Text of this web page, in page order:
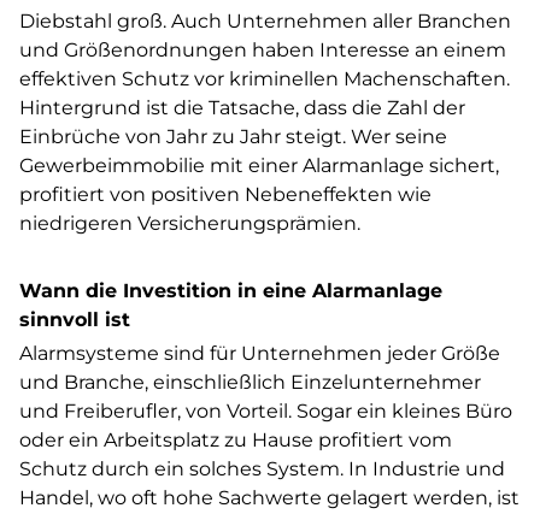
Diebstahl groß. Auch Unternehmen aller Branchen
und Größenordnungen haben Interesse an einem
effektiven Schutz vor kriminellen Machenschaften.
Hintergrund ist die Tatsache, dass die Zahl der
Einbrüche von Jahr zu Jahr steigt. Wer seine
Gewerbeimmobilie mit einer Alarmanlage sichert,
profitiert von positiven Nebeneffekten wie
niedrigeren Versicherungsprämien.
Wann die Investition in eine Alarmanlage
sinnvoll ist
Alarmsysteme sind für Unternehmen jeder Größe
und Branche, einschließlich Einzelunternehmer
und Freiberufler, von Vorteil. Sogar ein kleines Büro
oder ein Arbeitsplatz zu Hause profitiert vom
Schutz durch ein solches System. In Industrie und
Handel, wo oft hohe Sachwerte gelagert werden, ist